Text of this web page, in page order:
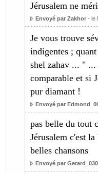
Jérusalem ne
Envoyé par Zakhor- le
Je vous trouve
indigentes ;
shel zahav ... " ...
comparable et si
pur diamant !
Envoyé par
pas belle du tout
Jérusalem c'est
belles chansons
Envoyé par Gerard_030